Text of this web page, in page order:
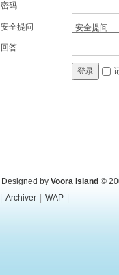
密码
安全提问
回答
登录
Designed by Voora Island ©
Archiver WAP